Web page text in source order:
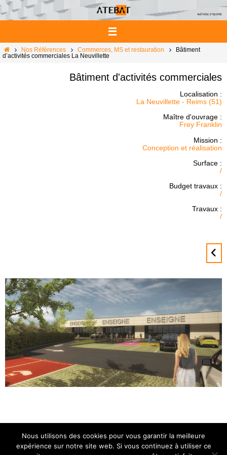
Passer
vers
le
HomeNos Références Commerces, MS et restauration
Bâtiment
d’activités commerciales La Neuvillette
Bâtiment d'activités commerciales
Localisation :
La Neuvillette - Reims (51)
Maître d'ouvrage :
Frey Franklin
Mission :
Conception et réalisation
Surface :
/
Budget travaux :
/
Travaux :
/
ATEBAT 2025 • Tous droits réservés •Mentions légales. Politique de
Nous utilisons des cookies pour vous garantir la meilleure
expérience sur notre site web. Si vous continuez à utiliser ce